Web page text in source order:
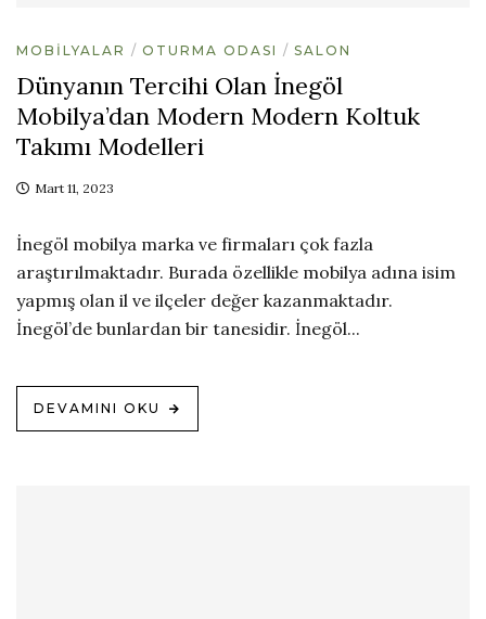
MOBILYALAR OTURMA ODASI SALON
Dünyanın Tercihi Olan İnegöl
Mobilya’dan Modern Modern Koltuk
Takımı Modelleri
Mart 11, 2023
İnegöl mobilya marka ve firmaları çok fazla
araştırılmaktadır. Burada özellikle mobilya adına isim
yapmış olan il ve ilçeler değer kazanmaktadır.
İnegöl’de bunlardan bir tanesidir. İnegöl...
DEVAMINI OKU